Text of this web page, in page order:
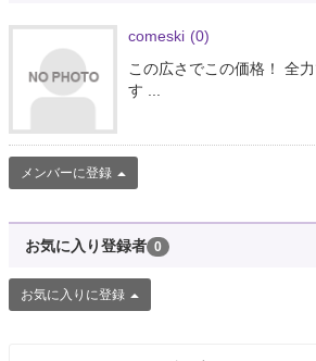
comeski (0)
この広さでこの価格！ 全
す ...
メンバーに登録
お気に入り登録者 0
お気に入りに登録